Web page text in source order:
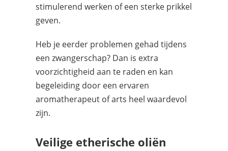
stimulerend werken of een sterke prikkel
geven.
Heb je eerder problemen gehad tijdens
een zwangerschap? Dan is extra
voorzichtigheid aan te raden en kan
begeleiding door een ervaren
aromatherapeut of arts heel waardevol
zijn.
Veilige etherische oliën